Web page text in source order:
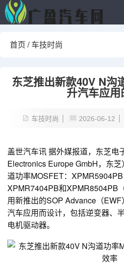
首页 /车技时尚
东芝推出新款40V N沟
升汽车应
车技时尚 2026-06-12
盖世汽车讯 据外媒报道，东芝电
Electronics Europe GmbH，东
道功率MOSFET：XPMR5904PB
XPMR7404PB和XPMR8504PB
用新推出的SOP Advance（
汽车应用而设计，包括逆变器、
电机驱动器。